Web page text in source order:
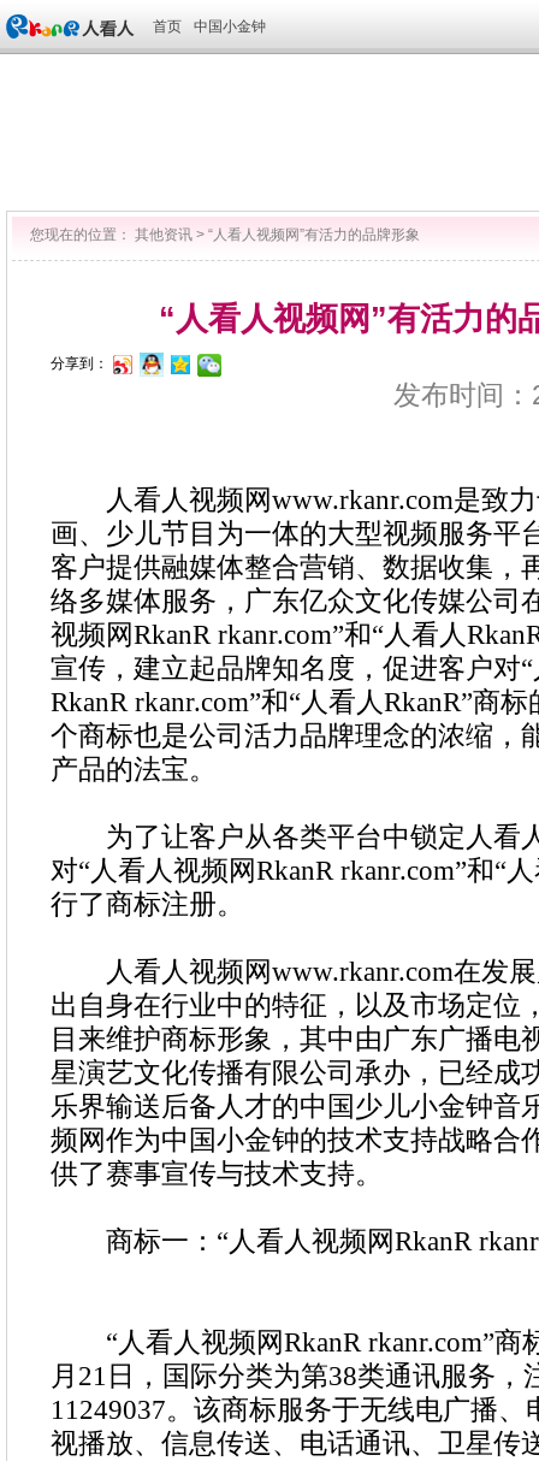
首页 中国小金钟
您现在的位置： 其他资讯 > “人看人视频网”有活力的品牌形象
“人看人视频网”有活力的
分享到：
发布时间
人看人视频网www.rkanr.com是致力
画、少儿节目为一体的大型视频服务平
客户提供融媒体整合营销、数据收集，
络多媒体服务，广东亿众文化传媒公司
视频网RkanR rkanr.com”和“人看人
宣传，建立起品牌知名度，促进客户对
RkanR rkanr.com”和“人看人RkanR”商
个商标也是公司活力品牌理念的浓缩，
产品的法宝。
为了让客户从各类平台中锁定人看
对“人看人视频网RkanR rkanr.com”和“
行了商标注册。
人看人视频网www.rkanr.com在发展
出自身在行业中的特征，以及市场定位
目来维护商标形象，其中由广东广播电
星演艺文化传播有限公司承办，已经成
乐界输送后备人才的中国少儿小金钟音
频网作为中国小金钟的技术支持战略合
供了赛事宣传与技术支持。
商标一：“人看人视频网RkanR
“人看人视频网RkanR rkanr.com”商
月21日，国际分类为第38类通讯服务，
11249037。该商标服务于无线电广播
视播放、信息传送、电话通讯、卫星传